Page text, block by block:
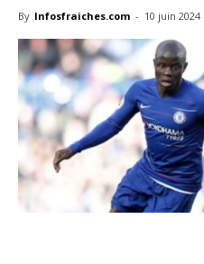
By Infosfraiches.com - 10 juin 2024